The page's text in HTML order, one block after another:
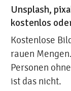
Unsplash,
kostenlos
Kostenlose
rauen
Personen
ist das nicht.